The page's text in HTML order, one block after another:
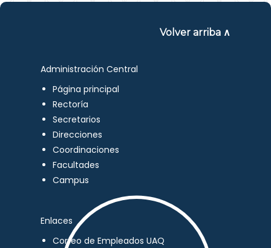
Volver arriba ∧
Administración Central
Página principal
Rectoría
Secretarios
Direcciones
Coordinaciones
Facultades
Campus
Enlaces
Correo de Empleados UAQ